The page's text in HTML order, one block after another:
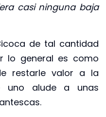
casi ninguna baja
de tal cantidad
lo general es como
restarle valor a la
uno alude a unas